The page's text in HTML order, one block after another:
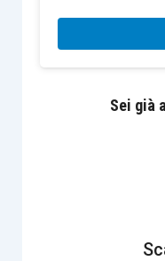
metodo
Guardando
Sei già